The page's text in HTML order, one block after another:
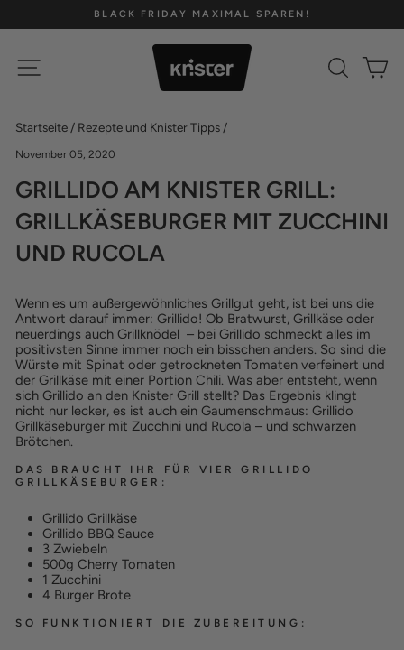
Pause
Diashow
BLACK FRIDAY MAXIMAL SPAREN!
SEITENNAVIGATION
Startseite / Rezepte und Knister Tipps /
November 05, 2020
GRILLIDO AM KNISTER GRILL:
GRILLKÄSEBURGER MIT ZUCCHINI
UND RUCOLA
Wenn es um außergewöhnliches Grillgut geht, ist bei uns die
Antwort darauf immer: Grillido! Ob Bratwurst, Grillkäse oder
neuerdings auch Grillknödel – bei Grillido schmeckt alles im
positivsten Sinne immer noch ein bisschen anders. So sind die
Würste mit Spinat oder getrockneten Tomaten verfeinert und
der Grillkäse mit einer Portion Chili. Was aber entsteht, wenn
sich Grillido an den Knister Grill stellt? Das Ergebnis klingt
nicht nur lecker, es ist auch ein Gaumenschmaus: Grillido
Grillkäseburger mit Zucchini und Rucola – und schwarzen
Brötchen.
DAS BRAUCHT IHR FÜR VIER GRILLIDO
GRILLKÄSEBURGER:
Grillido Grillkäse
Grillido BBQ Sauce
3 Zwiebeln
500g Cherry Tomaten
1 Zucchini
4 Burger Brote
SO FUNKTIONIERT DIE ZUBEREITUNG: